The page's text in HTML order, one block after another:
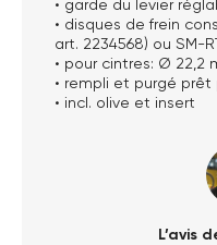
• garde du levier
• disques de frein
art. 2234568) ou SM-
• pour cintres: Ø 22,2
• rempli et purgé
• incl. olive et insert
L’avis